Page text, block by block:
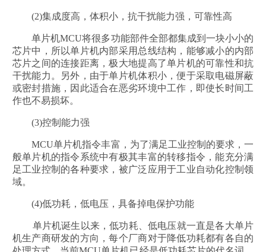
(2)集成度高，体积小，抗干扰能力强，可靠性高
单片机MCU将很多功能部件全部都集成到一块小小的
芯片中，所以单片机内部采用总线结构，能够减小的内部
芯片之间的连接距离，极大地提高了单片机的可靠性和抗
干扰能力。另外，由于单片机体积小，便于采取电磁屏蔽
或密封措施，因此适合在恶劣环境中工作，即使长时间工
作也不易损坏。
(3)控制能力强
MCU单片机指令丰富，为了满足工业控制的要求，一
般单片机的指令系统中有极其丰富的转移指令，能充分满
足工业控制的各种要求，被广泛应用于工业自动化控制领
域。
(4)低功耗，低电压，具备掉电保护功能
单片机诞生以来，低功耗、低电压就一直是各大单片
机生产商研发的方向，每个厂商对于降低功耗都有各自的